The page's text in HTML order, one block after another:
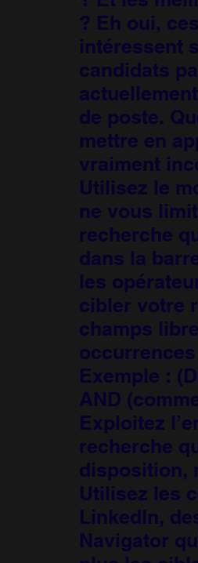
? Eh oui,
intéressent
candidats
de poste.
mettre en
vraiment
Utilisez le
ne vous
recherche
dans la
les
cibler votre
champs
occurrences
Exemple :
AND
Exploitez
recherche
disposition,
Utilisez les
LinkedIn,
Navigator